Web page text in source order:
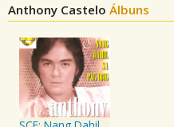
Anthony Castelo Álbuns